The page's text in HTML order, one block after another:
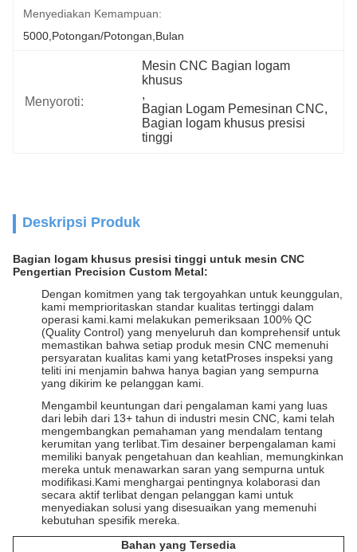
Menyediakan Kemampuan:
5000,Potongan/Potongan,Bulan
Menyoroti:
Mesin CNC Bagian logam
khusus
,
Bagian Logam Pemesinan CNC
Bagian logam khusus presisi
tinggi
Deskripsi Produk
Bagian logam khusus presisi tinggi untuk mesin CNC
Pengertian Precision Custom Metal:
Dengan komitmen yang tak tergoyahkan untuk keunggulan,
kami memprioritaskan standar kualitas tertinggi dalam
operasi kami.kami melakukan pemeriksaan 100% QC
(Quality Control) yang menyeluruh dan komprehensif untuk
memastikan bahwa setiap produk mesin CNC memenuhi
persyaratan kualitas kami yang ketatProses inspeksi yang
teliti ini menjamin bahwa hanya bagian yang sempurna
yang dikirim ke pelanggan kami.
Mengambil keuntungan dari pengalaman kami yang luas
dari lebih dari 13+ tahun di industri mesin CNC, kami telah
mengembangkan pemahaman yang mendalam tentang
kerumitan yang terlibat.Tim desainer berpengalaman kami
memiliki banyak pengetahuan dan keahlian, memungkinkan
mereka untuk menawarkan saran yang sempurna untuk
modifikasi.Kami menghargai pentingnya kolaborasi dan
secara aktif terlibat dengan pelanggan kami untuk
menyediakan solusi yang disesuaikan yang memenuhi
kebutuhan spesifik mereka.
Bahan yang Tersedia